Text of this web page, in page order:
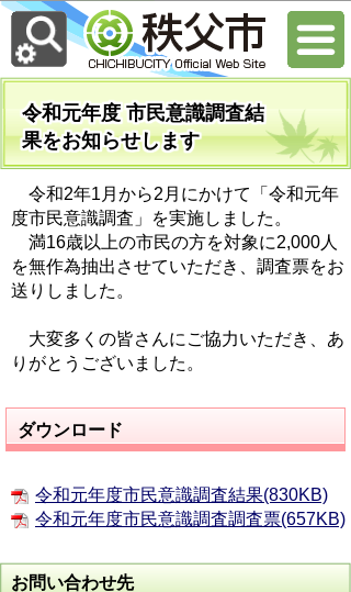
令和元年度 市民意識調査結
果をお知らせします
令和2年1月から2月にかけて「令和元年
度市民意識調査」を実施しました。
満16歳以上の市民の方を対象に2,000人
を無作為抽出させていただき、調査票をお
送りしました。
大変多くの皆さんにご協力いただき、あ
りがとうございました。
ダウンロード
令和元年度市民意識調査結果(830KB)
令和元年度市民意識調査調査票(657KB)
お問い合わせ先